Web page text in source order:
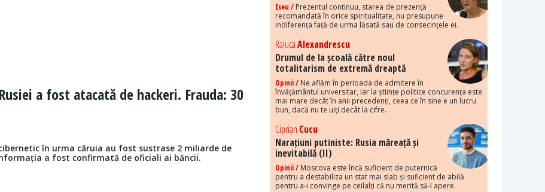
a fost atacată de hackeri. Frauda: 30
în urma căruia au fost sustrase 2 miliarde de
a fost confirmată de oficiali ai băncii.
Eseu / Prezentul continuu, starea de prezență
recomandată în orice spiritualitate, nu presupune
indiferența față de urma lăsată sau de consecințele ei.
RalucaAlexandrescu
Drumul de la școală către noul
totalitarism de extremă dreaptă
Opinii / Ne aflăm în perioada de admitere în
învățământul universitar, iar la științe politice concurența este
mai mare decât în anii precedenți, ceea ce în sine e un lucru
bun, dacă nu te uiți decât la cifre.
Ciprian Cucu
Narațiuni putiniste: Rusia măreață și
inevitabilă (II)
Opinii / Moscova este încă suficient de puternică
pentru a destabiliza un stat mai slab și suficient de abilă
pentru a-i convinge pe ceilalți că nu merită să-l apere.